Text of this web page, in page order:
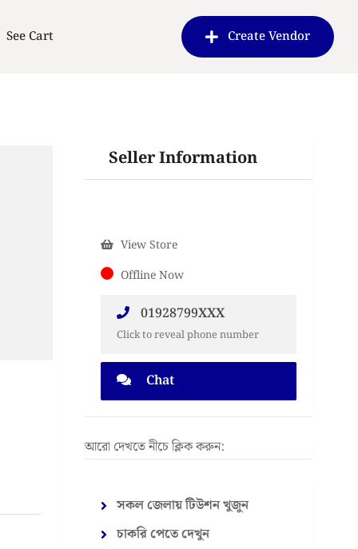
See Cart Create Vendor
Seller Information
View Store
Offline Now
01928799XXX
Click to reveal phone number
Chat
আরো দেখতে নীচে ক্লিক করুন:
সকল জেলায় টিউশন খুজুন
চাকরি পেতে দেখুন